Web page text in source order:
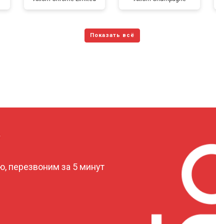
от 150 мин
от 110 мин
перезвоним за 5 минут